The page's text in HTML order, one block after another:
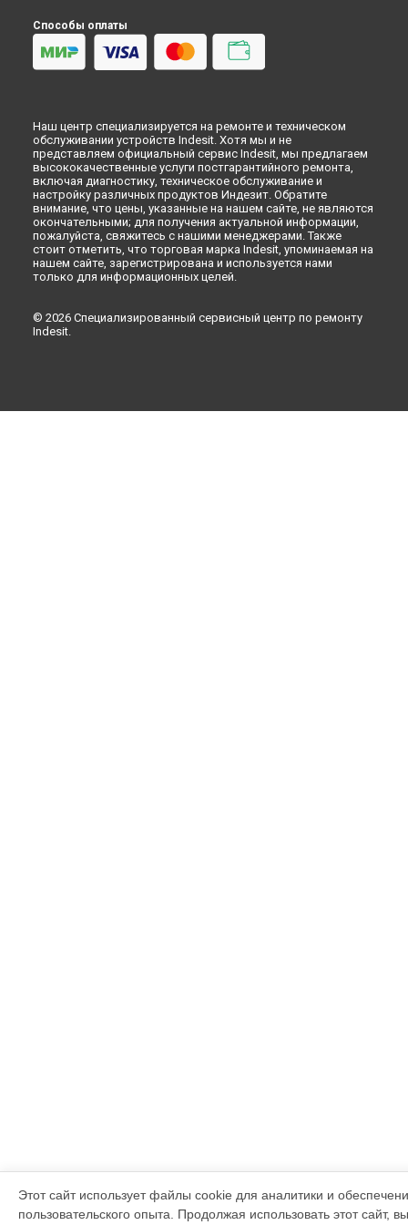
Ремонт варочной панели VIA 640.1 C Indesit в
Способы оплаты
Наш центр специализируется на ремонте и техническом
обслуживании устройств Indesit. Хотя мы и не
представляем официальный сервис Indesit, мы предлагаем
высококачественные услуги постгарантийного ремонта,
включая диагностику, техническое обслуживание и
настройку различных продуктов Индезит. Обратите
внимание, что цены, указанные на нашем сайте, не являются
окончательными; для получения актуальной информации,
пожалуйста, свяжитесь с нашими менеджерами. Также
стоит отметить, что торговая марка Indesit, упоминаемая на
нашем сайте, зарегистрирована и используется нами
только для информационных целей.
© 2026 Специализированный сервисный центр по ремонту
Indesit.
Этот сайт использует файлы cookie для аналитики и
пользовательского опыта. Продолжая использовать этот сайт,